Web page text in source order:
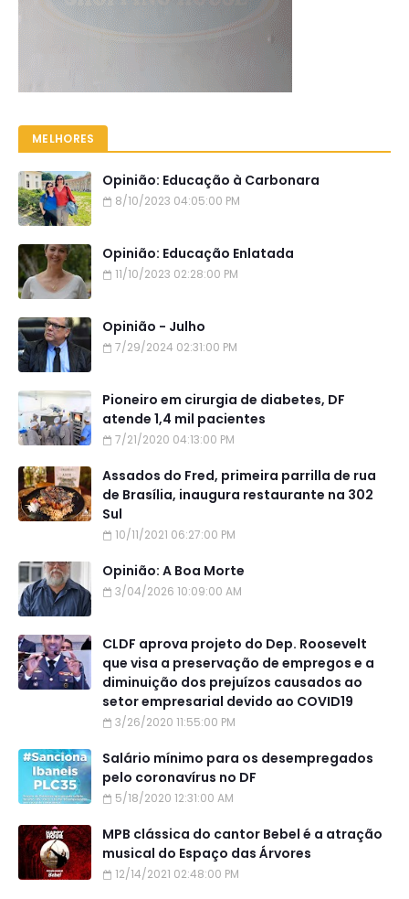
MELHORES
Opinião: Educação à Carbonara
8/10/2023 04:05:00 PM
Opinião: Educação Enlatada
11/10/2023 02:28:00 PM
Opinião - Julho
7/29/2024 02:31:00 PM
Pioneiro em cirurgia de diabetes, DF
atende 1,4 mil pacientes
7/21/2020 04:13:00 PM
Assados do Fred, primeira parrilla de rua
de Brasília, inaugura restaurante na 302
Sul
10/11/2021 06:27:00 PM
Opinião: A Boa Morte
3/04/2026 10:09:00 AM
CLDF aprova projeto do Dep. Roosevelt
que visa a preservação de empregos e a
diminuição dos prejuízos causados ao
setor empresarial devido ao COVID19
3/26/2020 11:55:00 PM
Salário mínimo para os desempregados
pelo coronavírus no DF
5/18/2020 12:31:00 AM
MPB clássica do cantor Bebel é a atração
musical do Espaço das Árvores
12/14/2021 02:48:00 PM